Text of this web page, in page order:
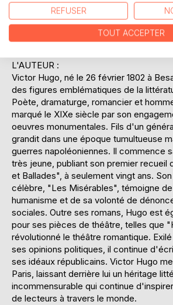
l'indifférence des puissants. Par son
engagement humaniste, "L'Homme qui
comme une oeuvre intemporelle,
humaine et les structures sociales qui
L'AUTEUR :
Victor Hugo, né le 26 février 1802 à
des figures emblématiques de la
Poète, dramaturge, romancier et
marqué le XIXe siècle par son
oeuvres monumentales. Fils d'un
grandit dans une époque tumultueuse
guerres napoléoniennes. Il commence
très jeune, publiant son premier recueil
et Ballades", à seulement vingt ans.
célèbre, "Les Misérables", témoigne
humanisme et de sa volonté de
sociales. Outre ses romans, Hugo est
pour ses pièces de théâtre, telles que
révolutionné le théâtre romantique.
ses opinions politiques, il continue
ses idéaux républicains. Victor Hugo
Paris, laissant derrière lui un héritage
incommensurable qui continue
de lecteurs à travers le monde.
REFUSER
TOUT ACCEPTER